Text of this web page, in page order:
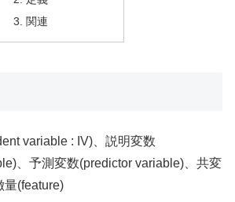
関連
variable : IV)、説明変数
、予測変数(predictor variable)、共変
量(feature)